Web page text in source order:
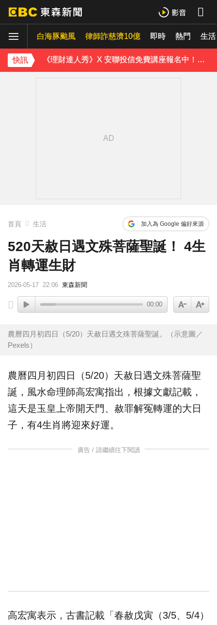
白海豚颱風 律師詐慈濟10億 即時 熱門 生活
快訊
南韓熱浪「破40度」釀23死！近3000人就醫 百萬家畜暴斃
《理財達人秀》X 安聯投信免費講座報名中！搶先卡位 2027
首頁 生活 加入為 Google 偏好來源
520天赦日遇文殊菩薩聖誕！ 4生
肖轉運生財
2026-05-17 22:06 東森新聞
00:00
農曆四月初四日（5/20）天赦日遇文殊菩薩聖誕。（示意圖／
Pexels）
農曆四月初四日（5/20） 天赦日 遇文殊菩薩聖
誕 ，風水命理師高宏寓指出，根據文獻記載，
這天是玉皇上帝開天門、赦罪解冤轉運的大日
子，有4生肖將迎來好運。
廣告 / 請繼續往下閱讀
高宏寓表示，古書記載「春赦戊寅（3/5、5/4）